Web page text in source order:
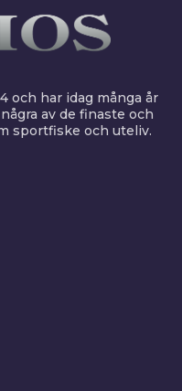
och har idag många år
av de finaste och
sportfiske och uteliv.